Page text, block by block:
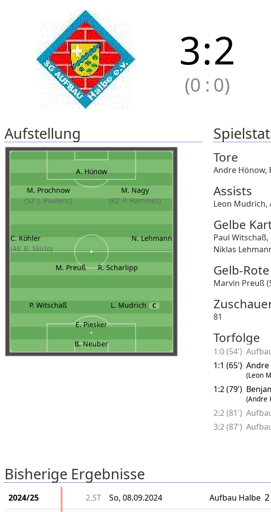
3:2
(0 : 0)
Aufstellung
A. Hönow
M. Prochnow
(52' J. Paulenz)
M. Nagy
(82' P. Hammes)
C. Köhler
(46' B. Skirlo)
N. Lehmann
M. Preuß R. Scharlipp
P. Witschaß L. Mudrich C
E. Piesker
B. Neuber
Tore
Andre Hönow,
Assists
Leon Mudrich,
Gelbe
Paul Witschaß,
Niklas
Gelb-
Marvin Preuß
81
Torfolge
1:0 (54')
1:1 (65') Andre
(Leon
1:2 (79')
(Andre
2:2 (81')
3:2 (87')
Bisherige Ergebnisse
2024/25 2.ST So, 08.09.2024 Aufbau Halbe